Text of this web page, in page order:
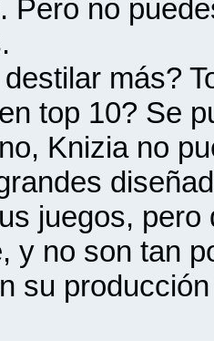
Pero no
más?
top 10? Se
Knizia no
juegos,
y no son tan
su